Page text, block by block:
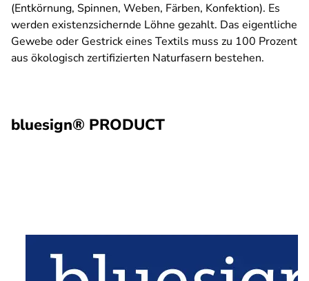
(Entkörnung, Spinnen, Weben, Färben, Konfektion). Es
werden existenzsichernde Löhne gezahlt. Das eigentliche
Gewebe oder Gestrick eines Textils muss zu 100 Prozent
aus ökologisch zertifizierten Naturfasern bestehen.
bluesign® PRODUCT